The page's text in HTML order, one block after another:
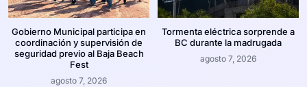
Gobierno Municipal participa en
coordinación y supervisión de
seguridad previo al Baja Beach
Fest
agosto 7, 2026
Tormenta eléctrica sorprende a
BC durante la madrugada
agosto 7, 2026